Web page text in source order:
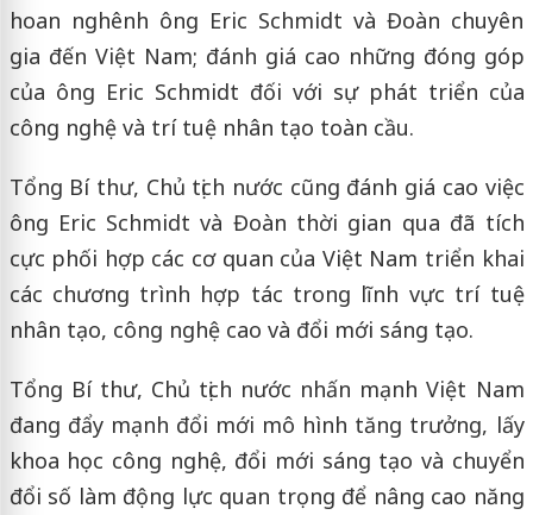
hoan nghênh ông Eric Schmidt và Đoàn chuyên
gia đến Việt Nam; đánh giá cao những đóng góp
của ông Eric Schmidt đối với sự phát triển của
công nghệ và trí tuệ nhân tạo toàn cầu.
Tổng Bí thư, Chủ tịch nước cũng đánh giá cao việc
ông Eric Schmidt và Đoàn thời gian qua đã tích
cực phối hợp các cơ quan của Việt Nam triển khai
các chương trình hợp tác trong lĩnh vực trí tuệ
nhân tạo, công nghệ cao và đổi mới sáng tạo.
Tổng Bí thư, Chủ tịch nước nhấn mạnh Việt Nam
đang đẩy mạnh đổi mới mô hình tăng trưởng, lấy
khoa học công nghệ, đổi mới sáng tạo và chuyển
đổi số làm động lực quan trọng để nâng cao năng